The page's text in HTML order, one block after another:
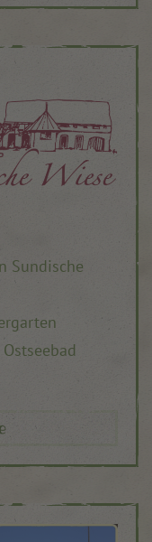
Sundische